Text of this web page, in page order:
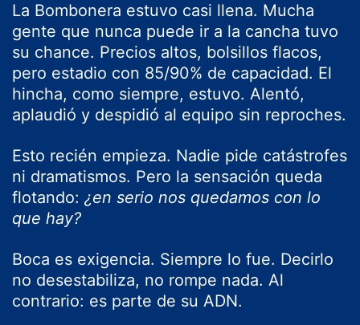
La Bombonera estuvo casi llena. Mucha
gente que nunca puede ir a la cancha tuvo
su chance. Precios altos, bolsillos flacos,
pero estadio con 85/90% de capacidad. El
hincha, como siempre, estuvo. Alentó,
aplaudió y despidió al equipo sin reproches.
Esto recién empieza. Nadie pide catástrofes
ni dramatismos. Pero la sensación queda
flotando: ¿en serio nos quedamos con lo
que hay?
Boca es exigencia. Siempre lo fue. Decirlo
no desestabiliza, no rompe nada. Al
contrario: es parte de su ADN.